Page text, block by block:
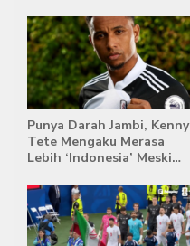
Punya Darah Jambi, Kenny
Tete Mengaku Merasa
Lebih ‘Indonesia’ Meski